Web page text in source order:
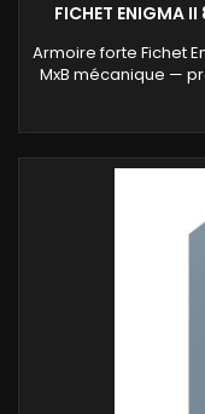
FICHET ENIGMA
Armoire forte Fichet
MxB mécanique —